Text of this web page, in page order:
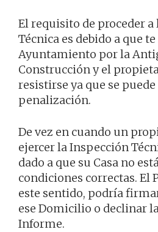
El requisito de proceder
Técnica es debido a que
Ayuntamiento por la
Construcción y el
resistirse ya que se
penalización.
De vez en cuando un
ejercer la Inspección
dado a que su Casa no
condiciones correctas. El
este sentido, podría
ese Domicilio o declinar
Informe.